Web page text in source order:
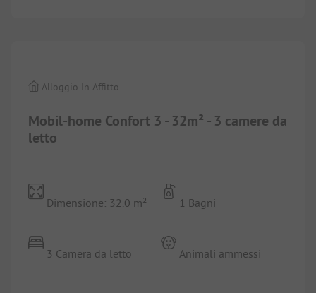
Mobil-home Confort 3 - 32m² - 3 camere da
letto
Alloggio In Affitto
Dimensione: 32.0 m²
3 Camera da letto
1 Bagni
Animali ammessi